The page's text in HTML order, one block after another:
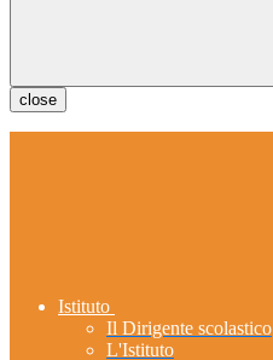
close
Istituto
Il Dirigente scolastico
L'Istituto